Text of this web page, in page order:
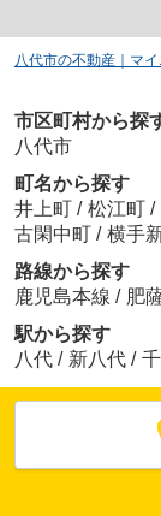
八代市の不動産｜マイ
市区町村から探
八代市
町名から探す
井上町 / 松江町 /
古閑中町 / 横手
路線から探す
鹿児島本線 / 肥
駅から探す
八代 / 新八代 /